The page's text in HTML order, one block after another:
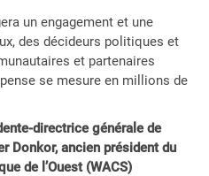
un engagement et une
des décideurs politiques et
et partenaires
se mesure en millions de
directrice générale de
Donkor, ancien président du
de l’Ouest (WACS)